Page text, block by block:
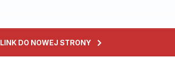
LINK DO NOWEJ STRONY